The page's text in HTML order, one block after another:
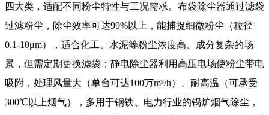
四大类，适配不同粉尘特性与工况需求。布袋除尘器通过滤袋
过滤粉尘，除尘效率可达99%以上，能捕捉细微粉尘（粒径
0.1-10μm），适合化工、水泥等粉尘浓度高、成分复杂的场
景，但需定期更换滤袋；静电除尘器利用高压电场使粉尘带电
吸附，处理风量大（单台可达100万m³/h）、耐高温（可承受
300℃以上烟气），多用于钢铁、电力行业的锅炉烟气除尘，